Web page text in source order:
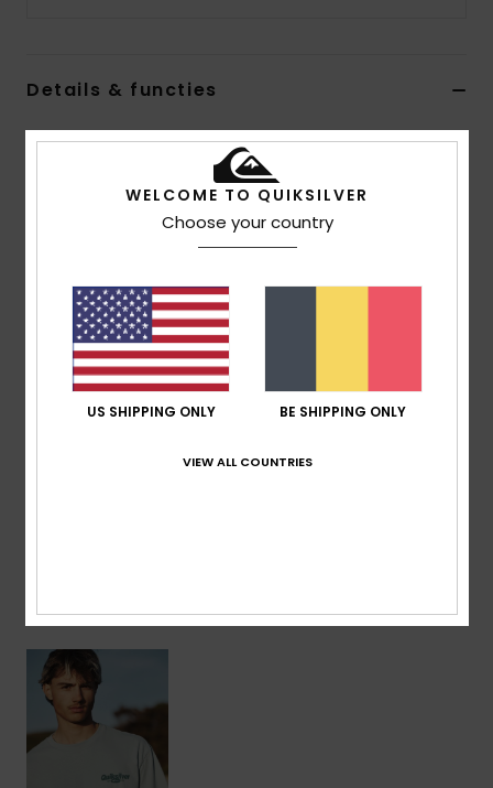
Details & functies
Heren Blauw T-shirt met korte mouwen
Kleurcodebgj0
Fit:Comfort Fit
Halslijn:Halslijn: Ronde hals
Print:Zeefdruk Op Borst En Rug
Branding:Geweven Quiksilver-Label Op De Mouw
Onlangs bekeken
WELCOME TO QUIKSILVER
Choose your country
US SHIPPING ONLY BE SHIPPING ONLY
VIEW ALL COUNTRIES